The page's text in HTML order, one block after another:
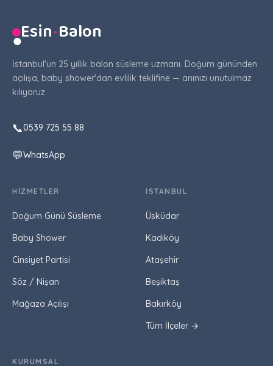
●Esin·Balon
İstanbul'un 25 yıllık balon süsleme uzmanı. Doğum gününden
açılışa, baby shower'dan evlilik teklifine — anınızı unutulmaz
kılıyoruz.
📞0539 725 55 88
💬WhatsApp
HIZMETLER
Doğum Günü Süsleme
Baby Shower
Cinsiyet Partisi
Söz / Nişan
Mağaza Açılışı
İSTANBUL
Üsküdar
Kadıköy
Ataşehir
Beşiktaş
Bakırköy
Tüm İlçeler →
KURUMSAL